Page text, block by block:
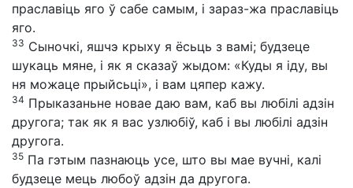
праславіць яго ў сабе самым, і зараз-жа праславіць
яго.
33 Сыночкі, яшчэ крыху я ёсьць з вамі; будзеце
шукаць мяне, і як я сказаў жыдом: «Куды я іду, вы
ня можаце прыйсьці», і вам цяпер кажу.
34 Прыказаньне новае даю вам, каб вы любілі адзін
другога; так як я вас узлюбіў, каб і вы любілі адзін
другога.
35 Па гэтым пазнаюць усе, што вы мае вучні, калі
будзеце мець любоў адзін да другога.